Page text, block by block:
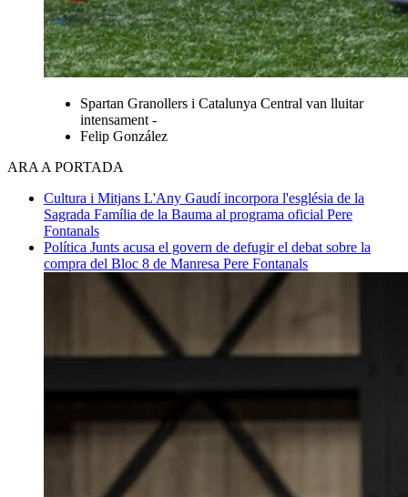
Spartan Granollers i Catalunya Central van lluitar
intensament -
Felip González
ARA A PORTADA
Cultura i Mitjans L'Any Gaudí incorpora l'església de la
Sagrada Família de la Bauma al programa oficial Pere
Fontanals
Política Junts acusa el govern de defugir el debat sobre la
compra del Bloc 8 de Manresa Pere Fontanals